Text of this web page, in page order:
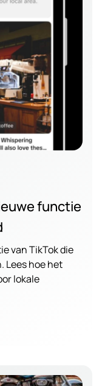
functie
van TikTok die
Lees hoe het
lokale